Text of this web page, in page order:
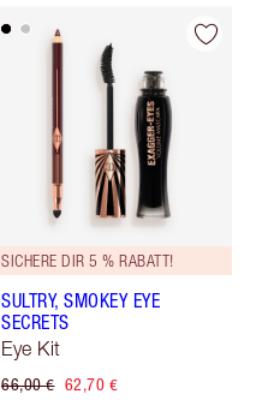
SICHERE DIR 5 % RABATT!
SULTRY, SMOKEY EYE
SECRETS
Eye Kit
66,00 € 62,70 €